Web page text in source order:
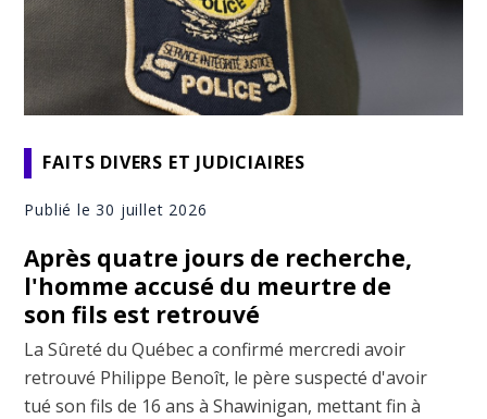
FAITS DIVERS ET JUDICIAIRES
Publié le 30 juillet 2026
Après quatre jours de recherche,
l'homme accusé du meurtre de
son fils est retrouvé
La Sûreté du Québec a confirmé mercredi avoir
retrouvé Philippe Benoît, le père suspecté d'avoir
tué son fils de 16 ans à Shawinigan, mettant fin à